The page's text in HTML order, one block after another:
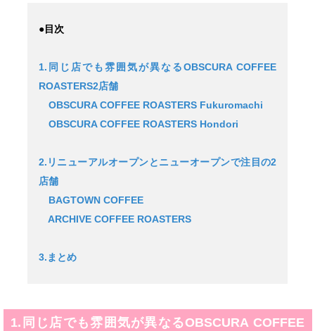
●目次
1.同じ店でも雰囲気が異なるOBSCURA COFFEE
ROASTERS2店舗
OBSCURA COFFEE ROASTERS Fukuromachi
OBSCURA COFFEE ROASTERS Hondori
2.リニューアルオープンとニューオープンで注目の2
店舗
BAGTOWN COFFEE
ARCHIVE COFFEE ROASTERS
3.まとめ
1.同じ店でも雰囲気が異なるOBSCURA COFFEE